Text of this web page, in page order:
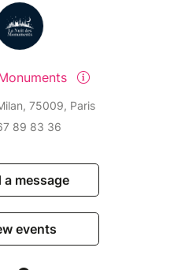
75009, Paris
89 83 36
a message
events